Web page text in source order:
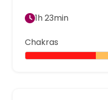
Chakras
1h 23min